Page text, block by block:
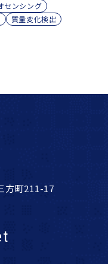
センシング
質量変化検出
方町211-17